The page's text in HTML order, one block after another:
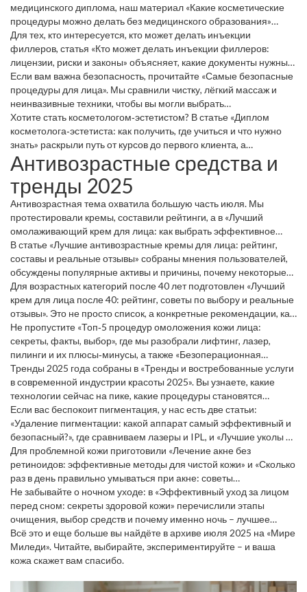
медицинского диплома, наш материал «Какие косметические
процедуры можно делать без медицинского образования»
сразу даст ответы. Мы перечислили разрешённые процедуры,
рассказали о реальных рисках и показали, где черта между
безопасностью и рекламой.
Для тех, кто интересуется, кто может делать инъекции
филлеров, статья «Кто может делать инъекции филлеров:
лицензии, риски и законы» объясняет, какие документы нужны
врачу и какие последствия могут быть, если выбрать
непроверенного мастера.
Если вам важна безопасность, прочитайте «Самые безопасные
процедуры для лица». Мы сравнили чистку, лёгкий массаж и
неинвазивные техники, чтобы вы могли выбрать
безболезненный вариант.
Хотите стать косметологом‑эстетистом? В статье «Диплом
косметолога‑эстетиста: как получить, где учиться и что нужно
знать» раскрыли путь от курсов до первого клиента, а
«Косметолог без высшего образования: кто это и чего ждать от
его услуг?», помогает понять, какие услуги могут предлагать
такие специалисты и как проверить их компетентность.
Антивозрастные средства и
тренды 2025
Антивозрастная тема охватила большую часть июля. Мы
протестировали кремы, составили рейтинги, а в «Лучший
омолаживающий крем для лица: как выбрать эффективное
средство» дали практические подсказки, какие ингредиенты
действительно работают, а какие – маркетинг.
В статье «Лучшие антивозрастные кремы для лица: рейтинг,
составы и реальные отзывы» собраны мнения пользователей,
обсуждены популярные активы и причины, почему некоторые
средства быстро теряют эффект.
Для возрастных категорий после 40 лет подготовлен «Лучший
крем для лица после 40: рейтинг, советы по выбору и реальные
отзывы». Это не просто список, а конкретные рекомендации, как
подобрать крем под тип кожи и привычки ухода.
Не пропустите «Топ‑5 процедур омоложения кожи лица:
секреты, факты, выбор», где мы разобрали лифтинг, лазер,
пилинги и их плюсы‑минусы, а также «Безоперационная
подтяжка лица: реальные методы и современные технологии
омоложения», где показали, как добиться натянутого вида без
скальпеля.
Тренды 2025 года собраны в «Тренды и востребованные услуги
в современной индустрии красоты 2025». Вы узнаете, какие
технологии сейчас на пике, какие процедуры становятся
обязательными в салонах и как подготовиться к новым
требованиям рынка.
Если вас беспокоит пигментация, у нас есть две статьи:
«Удаление пигментации: какой аппарат самый эффективный и
безопасный?», где сравниваем лазеры и IPL, и «Лучшие уколы от
пигментации: современные методы, эффективность и отзывы»,
где рассказываем о мезотерапии и биоревитализации.
Для проблемной кожи приготовили «Лечение акне без
ретиноидов: эффективные методы для чистой кожи» и «Сколько
раз в день правильно умываться при акне: советы
дерматологов и реальные примеры». Оба материала
показывают, как контролировать высыпания без сильных
препаратов.
Не забывайте о ночном уходе: в «Эффективный уход за лицом
перед сном: секреты здоровой кожи» перечислили этапы
очищения, выбор средств и почему именно ночь – лучшее
время для восстановления.
Всё это и еще больше вы найдёте в архиве июля 2025 на «Мире
Миледи». Читайте, выбирайте, экспериментируйте – и ваша
кожа скажет вам спасибо.